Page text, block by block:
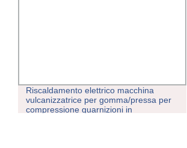
Riscaldamento elettrico macchina
vulcanizzatrice per gomma/pressa per
compressione guarnizioni in